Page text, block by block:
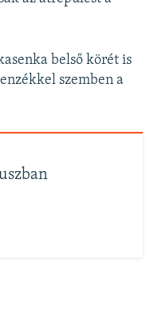
belső körét is
szemben a